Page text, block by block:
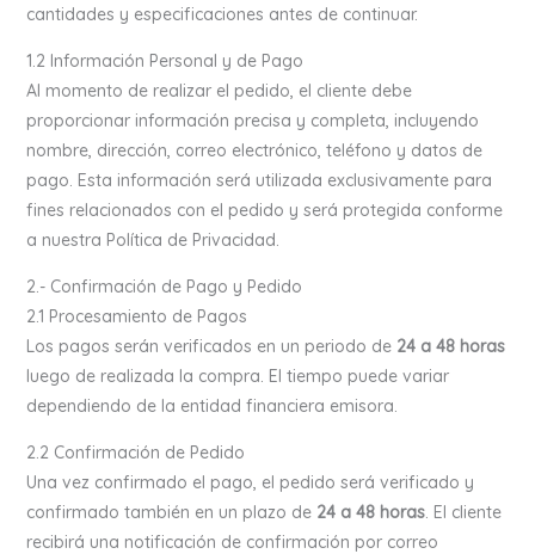
cantidades y especificaciones antes de continuar.
1.2 Información Personal y de Pago
Al momento de realizar el pedido, el cliente debe
proporcionar información precisa y completa, incluyendo
nombre, dirección, correo electrónico, teléfono y datos de
pago. Esta información será utilizada exclusivamente para
fines relacionados con el pedido y será protegida conforme
a nuestra Política de Privacidad.
2.- Confirmación de Pago y Pedido
2.1 Procesamiento de Pagos
Los pagos serán verificados en un periodo de 24 a 48 horas
luego de realizada la compra. El tiempo puede variar
dependiendo de la entidad financiera emisora.
2.2 Confirmación de Pedido
Una vez confirmado el pago, el pedido será verificado y
confirmado también en un plazo de 24 a 48 horas. El cliente
recibirá una notificación de confirmación por correo